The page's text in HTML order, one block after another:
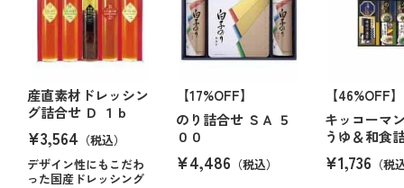
産直素材ドレッシン
グ詰合せ Ｄ １ｂ
¥3,564 （税込）
デザイン性にもこだわ
った国産ドレッシング
【17%OFF】
のり詰合せ ＳＡ ５
００
¥4,486 （税込）
【46%OFF】
キッコーマ
うゆ＆和食
¥1,736 （税